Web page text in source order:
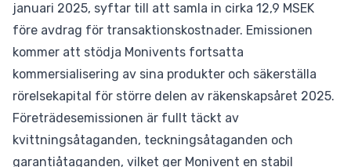
januari 2025, syftar till att samla in cirka 12,9 MSEK
före avdrag för transaktionskostnader. Emissionen
kommer att stödja Monivents fortsatta
kommersialisering av sina produkter och säkerställa
rörelsekapital för större delen av räkenskapsåret 2025.
Företrädesemissionen är fullt täckt av
kvittningsåtaganden, teckningsåtaganden och
garantiåtaganden, vilket ger Monivent en stabil